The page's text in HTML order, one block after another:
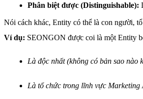
Phân biệt được (Distinguishable):
Nói cách khác, Entity có thể là con người,
Ví dụ: SEONGON được coi là một Entity
Là độc nhất (không có bản sao nào
Là tổ chức trong lĩnh vực Marketing